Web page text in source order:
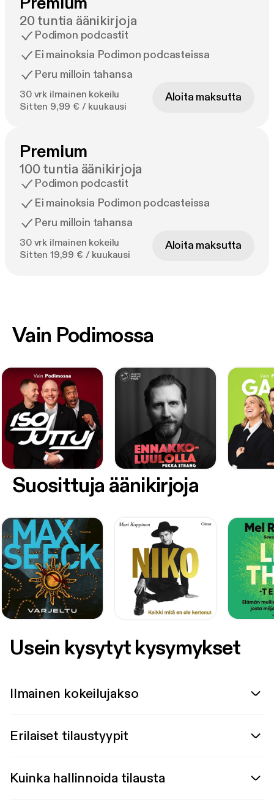
20 tuntia äänikirjoja
Podimon podcastit
Ei mainoksia Podimon podcasteissa
Peru milloin tahansa
30 vrk ilmainen kokeilu
Sitten 9,99 € / kuukausi
Aloita maksutta
Premium
100 tuntia äänikirjoja
Podimon podcastit
Ei mainoksia Podimon podcasteissa
Peru milloin tahansa
30 vrk ilmainen kokeilu
Sitten 19,99 € / kuukausi
Aloita maksutta
Vain Podimossa
Suosittuja äänikirjoja
Usein kysytyt kysymykset
Ilmainen kokeilujakso
Erilaiset tilaustyypit
Kuinka hallinnoida tilausta